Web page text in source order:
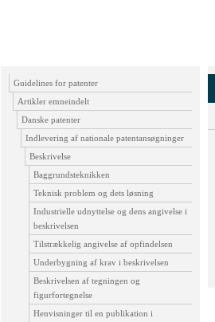
Guidelines for patenter
Artikler emneindelt
Danske patenter
Indlevering af nationale patentansøgninger
Beskrivelse
Baggrundsteknikken
Teknisk problem og dets løsning
Industrielle udnyttelse og dens angivelse i
beskrivelsen
Tilstrækkelig angivelse af opfindelsen
Underbygning af krav i beskrivelsen
Beskrivelsen af tegningen og
figurfortegnelse
Henvisninger til en publikation i